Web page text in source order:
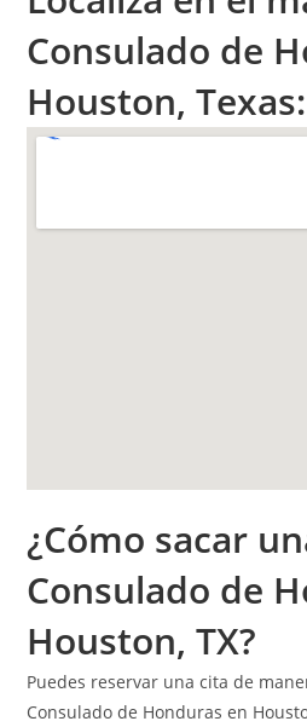
Consulado de
Houston, Texas:
¿Cómo sacar
Consulado de
Houston, TX?
Puedes reservar una cita de
Consulado de Honduras en